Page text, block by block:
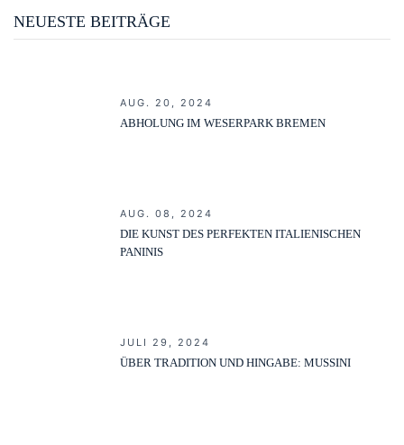
NEUESTE BEITRÄGE
AUG. 20, 2024
ABHOLUNG IM WESERPARK BREMEN
AUG. 08, 2024
DIE KUNST DES PERFEKTEN ITALIENISCHEN
PANINIS
JULI 29, 2024
ÜBER TRADITION UND HINGABE: MUSSINI